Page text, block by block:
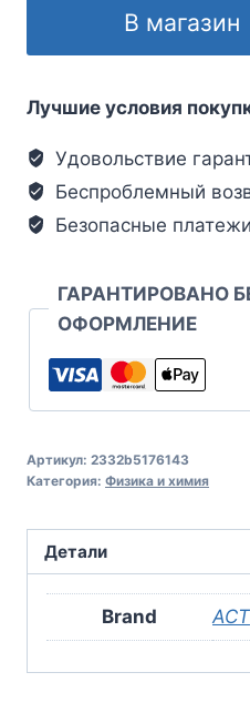
В магазин
Лучшие условия
Удовольствие
Беспроблемный
Безопасные платежи
ГАРАНТИРОВАНО
ОФОРМЛЕНИЕ
Артикул: 2332b5176143
Категория: Физика и химия
Детали
Brand АСТ